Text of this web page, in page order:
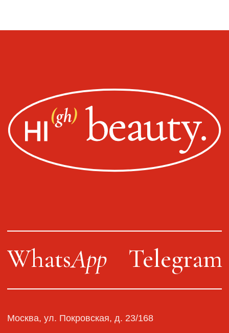
ОГРН 320774600200027
Публичная оферта
Политика конфиденциальности
Оплата, доставка, возврат